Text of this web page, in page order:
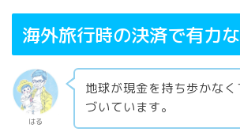
海外旅行時の決済で有力
はる
地球が現金を持ち歩かな
づいています。